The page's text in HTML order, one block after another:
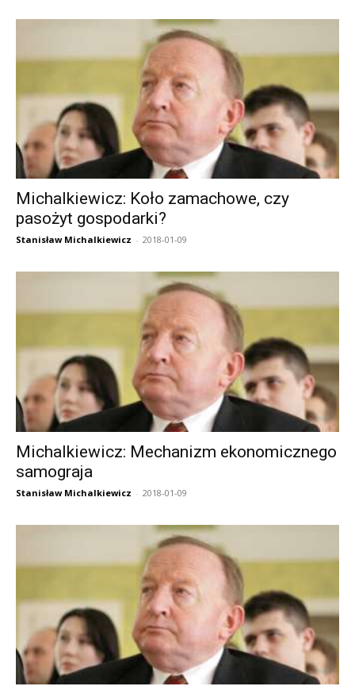
Michalkiewicz: Koło zamachowe, czy
pasożyt gospodarki?
Stanisław Michalkiewicz - 2018-01-09
Michalkiewicz: Mechanizm ekonomicznego
samograja
Stanisław Michalkiewicz - 2018-01-09